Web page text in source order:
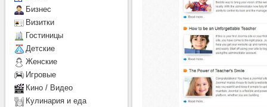
Бизнес
Визитки
Гостиницы
Детcкие
Женские
Игровые
Кино / Видео
Кулинария и еда